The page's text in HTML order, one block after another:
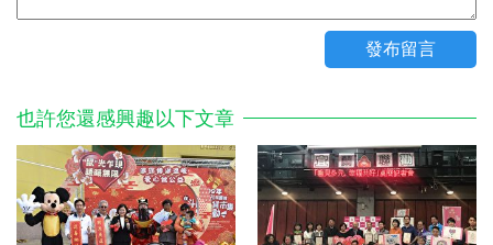
也許您還感興趣以下文章